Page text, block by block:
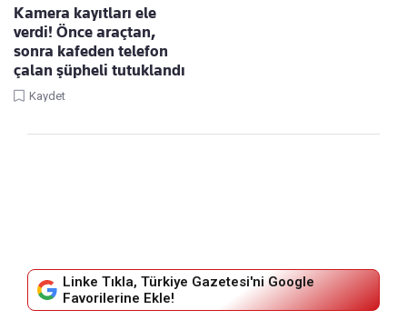
Kamera kayıtları ele
verdi! Önce araçtan,
sonra kafeden telefon
çalan şüpheli tutuklandı
Kaydet
Linke Tıkla, Türkiye Gazetesi'ni Google
Favorilerine Ekle!